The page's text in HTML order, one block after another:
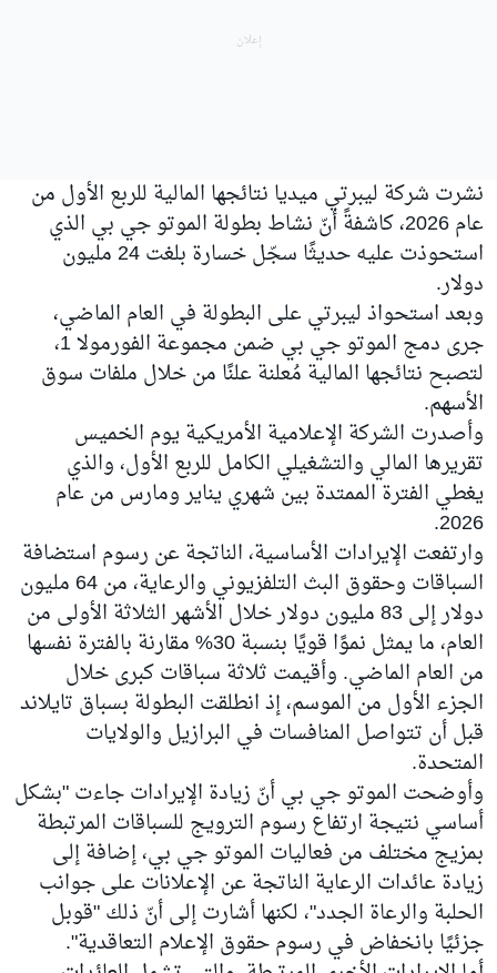
نشرت شركة ليبرتي ميديا نتائجها المالية للربع الأول من
عام 2026، كاشفةً أنّ نشاط بطولة الموتو جي بي الذي
استحوذت عليه حديثًا سجّل خسارة بلغت 24 مليون
دولار.
وبعد استحواذ ليبرتي على البطولة في العام الماضي،
جرى دمج الموتو جي بي ضمن مجموعة الفورمولا 1،
لتصبح نتائجها المالية مُعلنة علنًا من خلال ملفات سوق
الأسهم.
وأصدرت الشركة الإعلامية الأمريكية يوم الخميس
تقريرها المالي والتشغيلي الكامل للربع الأول، والذي
يغطي الفترة الممتدة بين شهري يناير ومارس من عام
2026.
وارتفعت الإيرادات الأساسية، الناتجة عن رسوم استضافة
السباقات وحقوق البث التلفزيوني والرعاية، من 64 مليون
دولار إلى 83 مليون دولار خلال الأشهر الثلاثة الأولى من
العام، ما يمثل نموًا قويًا بنسبة 30% مقارنة بالفترة نفسها
من العام الماضي. وأقيمت ثلاثة سباقات كبرى خلال
الجزء الأول من الموسم، إذ انطلقت البطولة بسباق تايلاند
قبل أن تتواصل المنافسات في البرازيل والولايات
المتحدة.
وأوضحت الموتو جي بي أنّ زيادة الإيرادات جاءت "بشكل
أساسي نتيجة ارتفاع رسوم الترويج للسباقات المرتبطة
بمزيج مختلف من فعاليات الموتو جي بي، إضافة إلى
زيادة عائدات الرعاية الناتجة عن الإعلانات على جوانب
الحلبة والرعاة الجدد"، لكنها أشارت إلى أنّ ذلك "قوبل
جزئيًا بانخفاض في رسوم حقوق الإعلام التعاقدية".